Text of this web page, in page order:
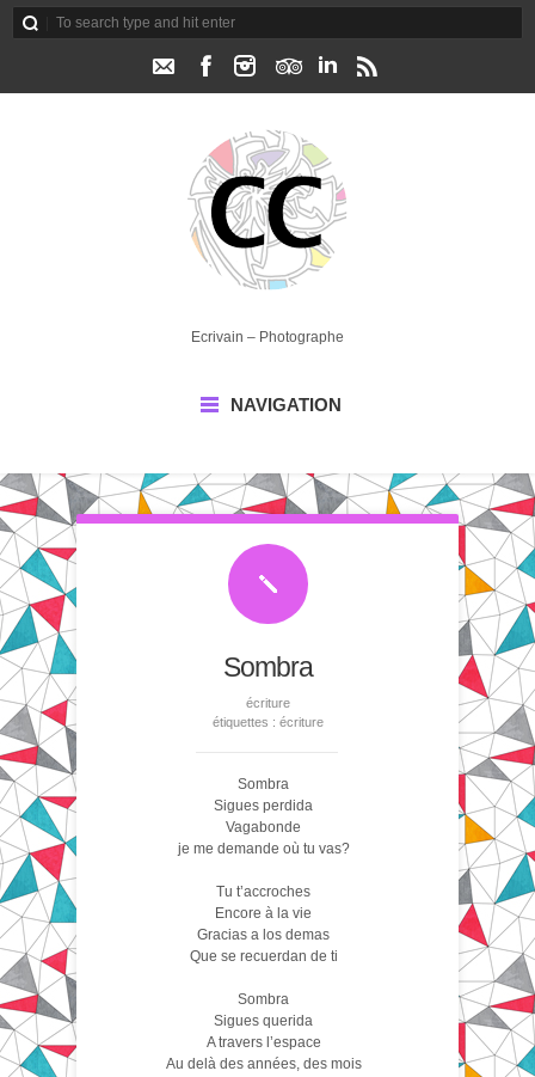
Ecrivain – Photographe
NAVIGATION
Sombra
écriture
étiquettes : écriture
Sombra
Sigues perdida
Vagabonde
je me demande où tu vas?
Tu t’accroches
Encore à la vie
Gracias a los demas
Que se recuerdan de ti
Sombra
Sigues querida
A travers l’espace
Au delà des années, des mois